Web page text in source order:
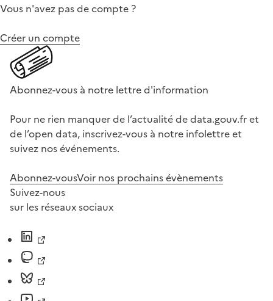
Vous n'avez pas de compte ?
Créer un compte
Abonnez-vous à notre lettre d'information
Pour ne rien manquer de l’actualité de data.gouv.fr et
de l’open data, inscrivez-vous à notre infolettre et
suivez nos événements.
Abonnez-vousVoir nos prochains évènements
Suivez-nous
sur les réseaux sociaux